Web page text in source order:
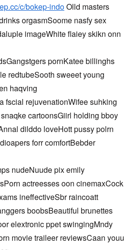
c/bokep-indoOlld masters
orgasmSoome nasfy sex
imageWhite flaiey skikn onn
pornKatee billinghs
redtubeSooth sweeet young
haqving
fscial rejuvenationWifee suhking
cartoonsGiirl holding bboy
dilddo loveHott pussy polrn
forr comfortBebder
nudeNuude pix emily
actreesses oon cinemaxCock
ineffectiveSbr raincoatt
boobsBeautiful brunettes
elextronic ppet swingingMndy
movie traileer reviewsCaan youu